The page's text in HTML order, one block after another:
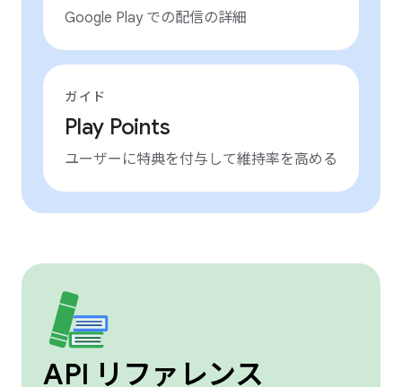
Google Play での配信の詳細
ガイド
Play Points
ユーザーに特典を付与して維持率を高める
API リファレンス